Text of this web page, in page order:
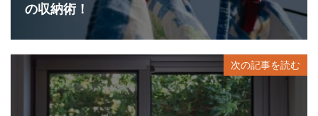
の収納術！
次の記事を読む